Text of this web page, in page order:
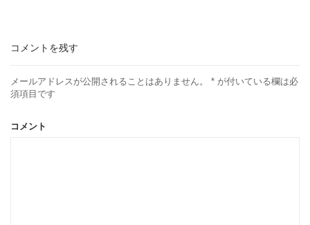
コメントを残す
メールアドレスが公開されることはありません。 * が付いている欄は必
須項目です
コメント